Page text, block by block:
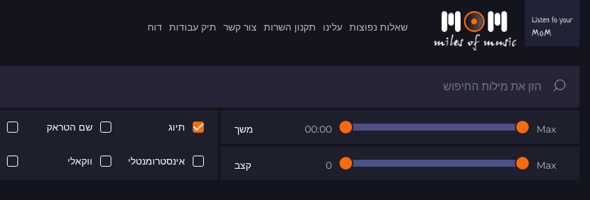
שאלות נפוצות עלינו תקנון השרות צור קשר תיק עבודות דוח
משך 00:00 Max
קצב 0 Max
תיוג שם הטראק
אינסטרומנטלי ווקאלי